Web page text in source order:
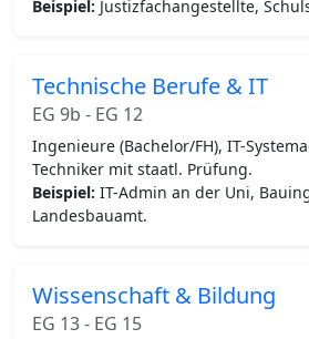
Beispiel: Justizfachangestellte,
Technische Berufe & IT
EG 9b - EG 12
Ingenieure (Bachelor/FH), IT-
Techniker mit staatl. Prüfung.
Beispiel: IT-Admin an der Uni,
Landesbauamt.
Wissenschaft & Bildung
EG 13 - EG 15